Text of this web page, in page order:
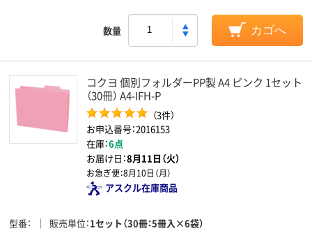
数量 カゴへ
コクヨ 個別フォルダーPP製 A4 ピンク 1セット
（30冊） A4-IFH-P
（3件）
お申込番号：2016153
在庫：6点
お届け日：8月11日（火）
お急ぎ便：8月10日（月）
アスクル在庫商品
型番 販売単位 1セット（30冊：5冊入×6袋）